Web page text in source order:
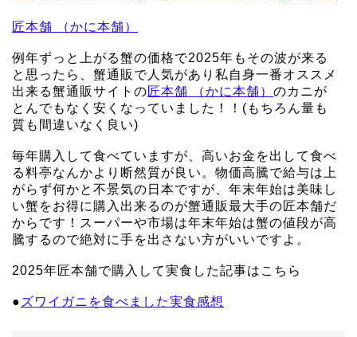
匠本舗 （かに本舗）
例年ずっと上がる蟹の価格で2025年もその波が来る
と思ったら、蟹通販で人気があり私自身一番オススメ
出来る蟹通販サイトの匠本舗 （かに本舗） のカニが
とんでもなく安くなっていました！！(もちろん量も
質も間違いなく良い)
毎年購入して食べていますが、高いお金を出して食べ
る料亭なんかより断然質が良い。物価高騰で給与は上
がらず何かと不景気の日本ですが、年末年始は美味し
い蟹をお得に購入出来るのが蟹通販最大手の匠本舗だ
からです！スーパーや市場は年末年始は蟹の値段が高
騰するので絶対に手を出さない方がいいですよ。
2025年匠本舗で購入して実食した記事はこちら
● ズワイガニを食べました実食感想